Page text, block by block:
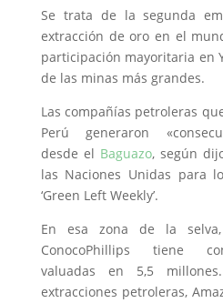
Se trata de la segunda
extracción de oro en el
participación mayoritaria en
de las minas más grandes.
Las compañías petroleras
Perú generaron
desde el Baguazo, según
las Naciones Unidas para
‘Green Left Weekly’.
En esa zona de la
ConocoPhillips tiene
valuadas en 5,5
extracciones petroleras,